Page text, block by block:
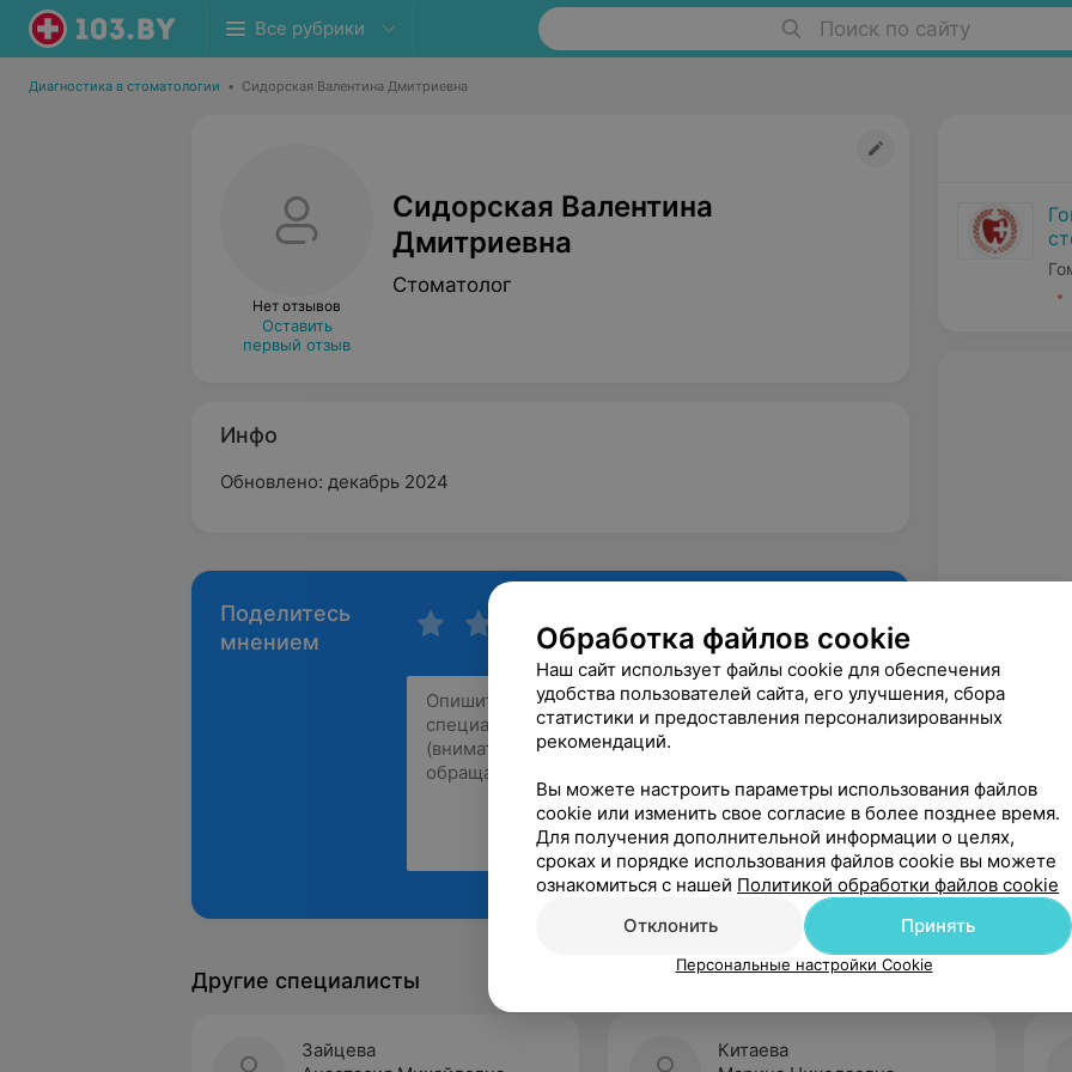
Все рубрики Поиск по сайту
Диагностика в стоматологии • Сидорская Валентина Дмитриевна
Нет отзывов
Оставить
первый отзыв
Сидорская Валентина
Дмитриевна
Стоматолог
Инфо
Обновлено: декабрь 2024
Поделитесь
мнением
Рекомендую
Другие специалисты
Зайцева
Китаева
Обработка файлов cookie
Наш сайт использует файлы cookie для обеспечения
удобства пользователей сайта, его улучшения, сбора
статистики и предоставления персонализированных
рекомендаций.
Вы можете настроить параметры использования файлов
cookie или изменить свое согласие в более позднее время.
Для получения дополнительной информации о целях,
сроках и порядке использования файлов cookie вы можете
ознакомиться с нашей Политикой обработки файлов cookie
Отклонить
Принять
Персональные настройки Cookie